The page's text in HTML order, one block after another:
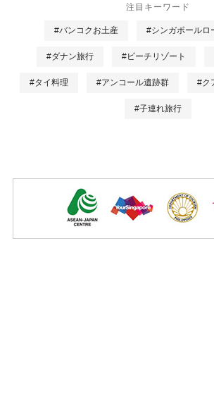
注目キーワード
#バンコクお土産 #シンガポールロ
#ダナン旅行 #ビーチリゾート
#タイ料理 #アンコール遺跡群 #ク
#子連れ旅行